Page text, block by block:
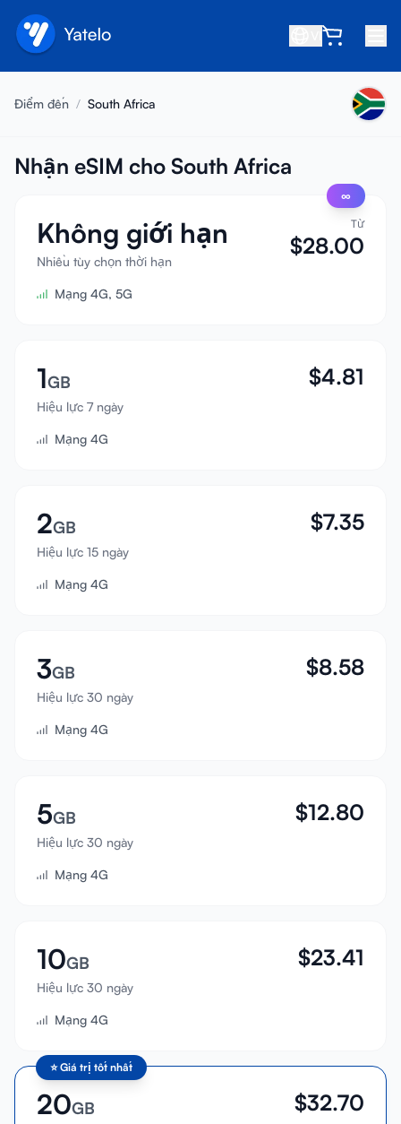
Giới thiệu
Giới thiệu bạn bè
Trở thành đối tác
Trung tâm trợ giúp
Tương thích thiết bị
Đăng nhập
Điểm đến / South Africa
Nhận eSIM cho South Africa
∞
Không giới hạn
Nhiều tùy chọn thời hạn
Từ
$28.00
Mạng 4G, 5G
1GB
Hiệu lực 7 ngày
$4.81
Mạng 4G
2GB
Hiệu lực 15 ngày
$7.35
Mạng 4G
3GB
Hiệu lực 30 ngày
$8.58
Mạng 4G
5GB
Hiệu lực 30 ngày
$12.80
Mạng 4G
10GB
Hiệu lực 30 ngày
$23.41
Mạng 4G
⭐Giá trị tốt nhất
20GB $32.70